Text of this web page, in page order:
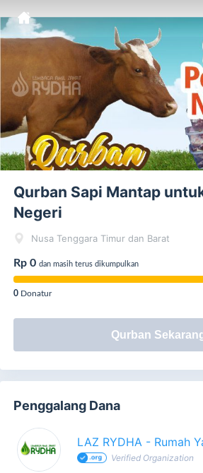
Qurban Sapi Mantap
Negeri
Nusa Tenggara Timur dan Barat
Rp 0 dan masih terus dikumpulkan
0 Donatur
Qurban
Penggalang Dana
LAZ RYDHA - Rumah
Verified Organization